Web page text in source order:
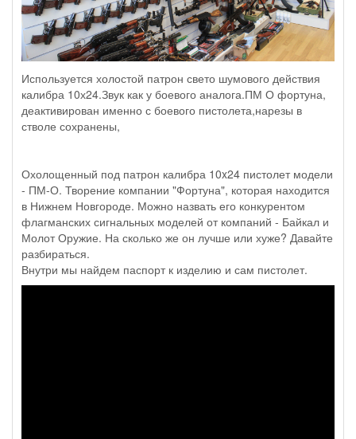
Используется холостой патрон свето шумового действия
калибра 10х24.Звук как у боевого аналога.ПМ О фортуна,
деактивирован именно с боевого пистолета,нарезы в
стволе сохранены,
Охолощенный под патрон калибра 10x24 пистолет модели
- ПМ-О. Творение компании "Фортуна", которая находится
в Нижнем Новгороде. Можно назвать его конкурентом
флагманских сигнальных моделей от компаний - Байкал и
Молот Оружие. На сколько же он лучше или хуже? Давайте
разбираться.
Внутри мы найдем паспорт к изделию и сам пистолет.